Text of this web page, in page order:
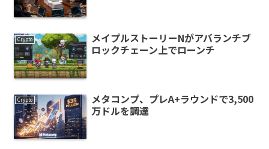
Crypto
メイプルストーリーNがアバランチブ
ロックチェーン上でローンチ
Crypto
メタコンプ、プレA+ラウンドで3,500
万ドルを調達